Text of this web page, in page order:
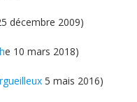
décembre 2009)
e 10 mars 2018)
5 mais 2016)